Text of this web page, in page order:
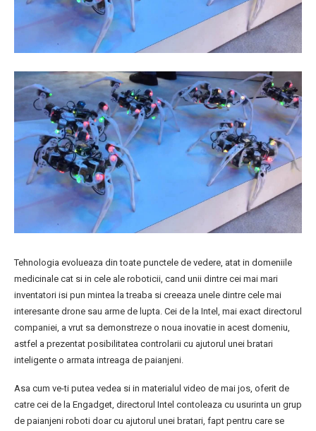
Tehnologia evolueaza din toate punctele de vedere, atat in domeniile
medicinale cat si in cele ale roboticii, cand unii dintre cei mai mari
inventatori isi pun mintea la treaba si creeaza unele dintre cele mai
interesante drone sau arme de lupta. Cei de la Intel, mai exact directorul
companiei, a vrut sa demonstreze o noua inovatie in acest domeniu,
astfel a prezentat posibilitatea controlarii cu ajutorul unei bratari
inteligente o armata intreaga de paianjeni.
Asa cum ve-ti putea vedea si in materialul video de mai jos, oferit de
catre cei de la Engadget, directorul Intel contoleaza cu usurinta un grup
de paianjeni roboti doar cu ajutorul unei bratari, fapt pentru care se